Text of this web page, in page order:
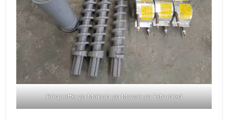
Briquette ya Makaa ya Mawe ya Extruded